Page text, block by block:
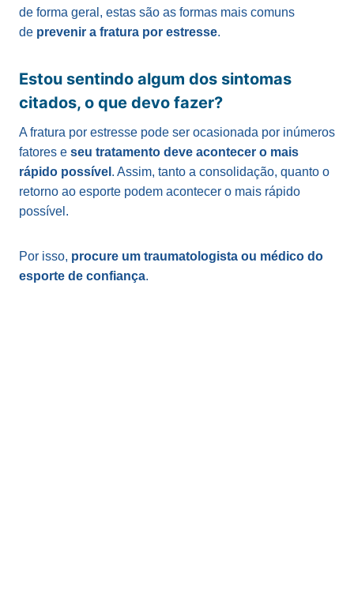
de forma geral, estas são as formas mais comuns
de prevenir a fratura por estresse.
Estou sentindo algum dos sintomas
citados, o que devo fazer?
A fratura por estresse pode ser ocasionada por inúmeros
fatores e seu tratamento deve acontecer o mais
rápido possível . Assim, tanto a consolidação, quanto o
retorno ao esporte podem acontecer o mais rápido
possível.
Por isso, procure um traumatologista ou médico do
esporte de confiança.